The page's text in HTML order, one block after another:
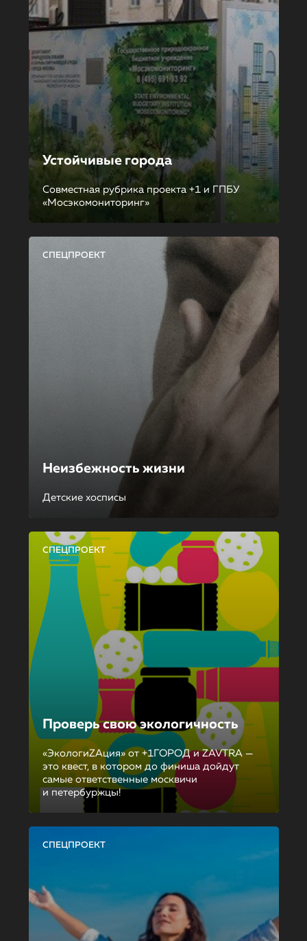
Устойчивые города
Совместная рубрика проекта +1 и ГПБУ
«Мосэкомониторинг»
СПЕЦПРОЕКТ
Неизбежность жизни
Детские хосписы
СПЕЦПРОЕКТ
Проверь свою экологичность
«ЭкологиZAция» от +1ГОРОД и ZAVTRA —
это квест, в котором до финиша дойдут
самые ответственные москвичи
и петербуржцы!
СПЕЦПРОЕКТ